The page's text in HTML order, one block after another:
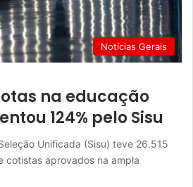
Notícias Gerais
na educação
124% pelo Sisu
Unificada (Sisu) teve 26.515
cotistas aprovados na ampla